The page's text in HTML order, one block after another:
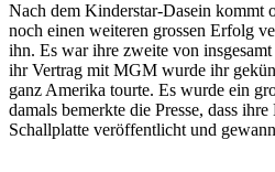
Nach dem Kinderstar-Dasein kommt
noch einen weiteren grossen Erfolg
ihn. Es war ihre zweite von
ihr Vertrag mit MGM wurde ihr
ganz Amerika tourte. Es wurde ein
damals bemerkte die Presse, dass
Schallplatte veröffentlicht und